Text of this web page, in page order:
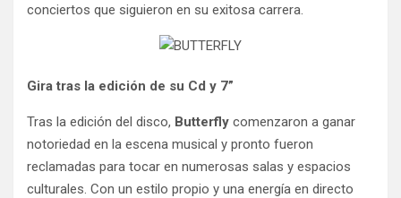
conciertos que siguieron en su exitosa carrera.
Gira tras la edición de su Cd y 7”
Tras la edición del disco, Butterfly comenzaron a ganar
notoriedad en la escena musical y pronto fueron
reclamadas para tocar en numerosas salas y espacios
culturales. Con un estilo propio y una energía en directo